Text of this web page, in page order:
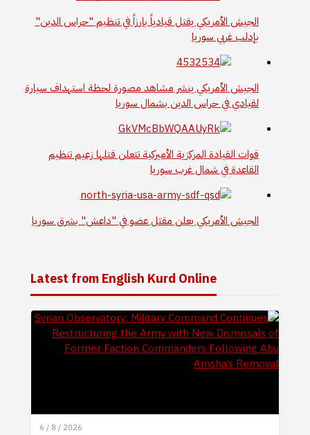
الجيش الأمريكي يقتل قيادياً بارزاً في تنظيم "حراس الدين"
بإدلب غربي سوريا
الجيش الأمريكي ينشر مشاهد مصورة لحظة استهداف سيارة
لقيادي في حراس الدين بشمال سوريا
قوات القيادة المركزية الأميركية تتعلن قتلها زعيم تنظيم
القاعدة في شمال غرب سوريا
الجيش الأمريكي يعلن مقتل عضو في "داعش" بشرق سوريا
Latest from English Kurd Online
6 / 8 / 2026